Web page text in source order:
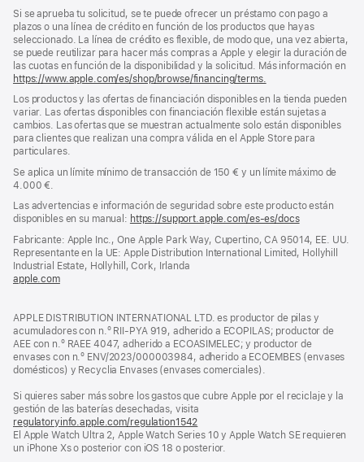
Si se aprueba tu solicitud, se te puede ofrecer un préstamo con pago a
plazos o una línea de crédito en función de los productos que hayas
seleccionado. La línea de crédito es flexible, de modo que, una vez abierta,
se puede reutilizar para hacer más compras a Apple y elegir la duración de
las cuotas en función de la disponibilidad y la solicitud. Más información en
https://www.apple.com/es/shop/browse/financing/terms.
Los productos y las ofertas de financiación disponibles en la tienda pueden
variar. Las ofertas disponibles con financiación flexible están sujetas a
cambios. Las ofertas que se muestran actualmente solo están disponibles
para clientes que realizan una compra válida en el Apple Store para
particulares.
Se aplica un límite mínimo de transacción de 150 € y un límite máximo de
4.000 €.
Las advertencias e información de seguridad sobre este producto están
disponibles en su manual: https://support.apple.com/es-es/docs(se
en
una
Fabricante: Apple Inc., One Apple Park Way, Cupertino, CA 95014, EE. UU.
Representante en la UE: Apple Distribution International Limited, Hollyhill
Industrial Estate, Hollyhill, Cork, Irlanda
apple.com(se
una
ventana
nueva)
APPLE DISTRIBUTION INTERNATIONAL LTD. es productor de pilas y
acumuladores con n.º RII-PYA 919, adherido a ECOPILAS; productor de
AEE con n.º RAEE 4047, adherido a ECOASIMELEC; y productor de
envases con n.º ENV/2023/000003984, adherido a ECOEMBES (envases
domésticos) y Recyclia Envases (envases comerciales).
Si quieres saber más sobre los gastos que cubre Apple por el reciclaje y la
gestión de las baterías desechadas, visita
regulatoryinfo.apple.com/regulation1542
abre
en
El Apple Watch Ultra 2, Apple Watch Series 10 y Apple Watch SE requieren
un iPhone Xs o posterior con iOS 18 o posterior.